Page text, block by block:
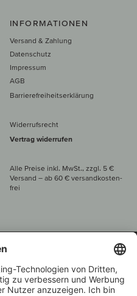
INFORMATIONEN
Versand & Zahlung
Datenschutz
Impressum
AGB
Barrierefreiheitserklärung
Widerrufsrecht
Vertrag widerrufen
Alle Preise inkl. MwSt., zzgl. 5 €
Versand – ab 60 € versand­kosten­
frei
Beratung unter
+49 421 696 797-0